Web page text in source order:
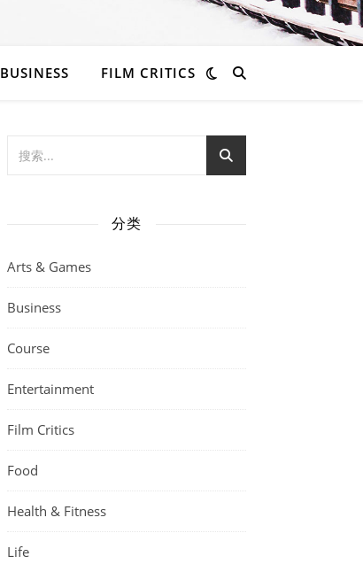
BUSINESS FILM CRITICS
分类
Arts & Games
Business
Course
Entertainment
Film Critics
Food
Health & Fitness
Life